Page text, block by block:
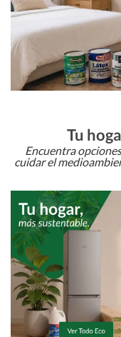
Tu
Encuentra
cuidar el